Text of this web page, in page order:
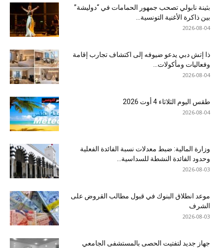
بثينة نابولي تصحب جمهور الحمامات في “دوليشة”
بين ذاكرة الأغنية التونسية...
2026-08-04
ذا إتش دبي يدعو ضيوفه إلى اكتشاف تجارب إقامة
وفعاليات ومأكولات...
2026-08-04
طقس اليوم الثلاثاء 4 أوت 2026
2026-08-04
وزارة المالية: ضبط معدلات نسبة الفائدة الفعلية
وحدود الفائدة النشطة للسداسية...
2026-08-03
موعد انطلاق البنوك في قبول مطالب القروض على
الشرف
2026-08-03
جهاز جديد لتفتيت الحصى بالمستشفى الجامعي